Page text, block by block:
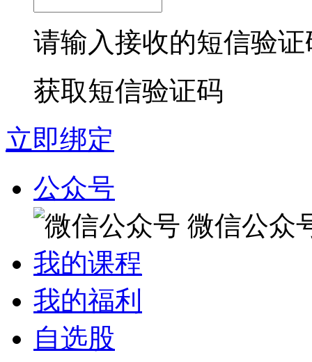
请输入接收的短信验证
获取短信验证码
立即绑定
公众号
微信公众
我的课程
我的福利
自选股